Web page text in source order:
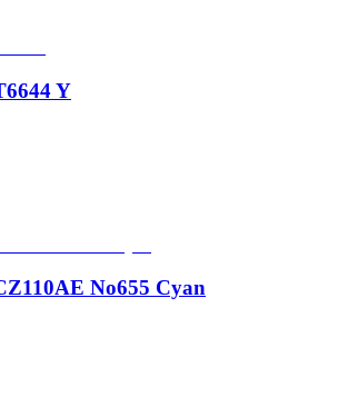
Y
No655 Cyan